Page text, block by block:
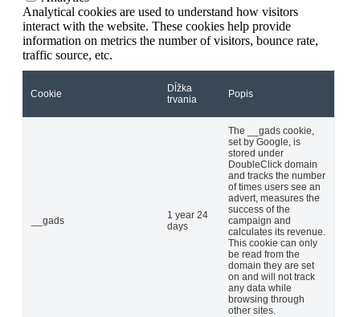
Analytical cookies are used to understand how visitors
interact with the website. These cookies help provide
information on metrics the number of visitors, bounce rate,
traffic source, etc.
Cookie
Dĺžka
trvania
Popis
__gads
1 year 24
days
The __gads cookie,
set by Google, is
stored under
DoubleClick domain
and tracks the number
of times users see an
advert, measures the
success of the
campaign and
calculates its revenue.
This cookie can only
be read from the
domain they are set
on and will not track
any data while
browsing through
other sites.